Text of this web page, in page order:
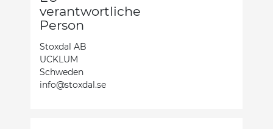
verantwortliche
Person
Stoxdal AB
UCKLUM
Schweden
info@stoxdal.se